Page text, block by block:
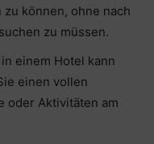
können, ohne nach
zu müssen.
einem Hotel kann
einen vollen
oder Aktivitäten am